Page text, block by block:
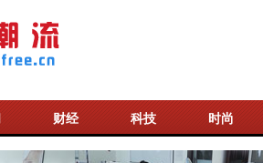
财经 科技 时尚